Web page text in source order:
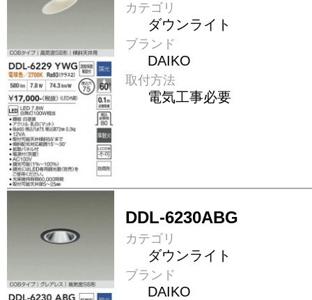
カテゴリ
ダウンライト
ブランド
DAIKO
取付方法
電気工事必要
DDL-6230ABG
カテゴリ
ダウンライト
ブランド
DAIKO